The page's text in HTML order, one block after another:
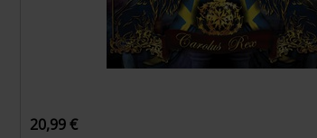
20,99 €